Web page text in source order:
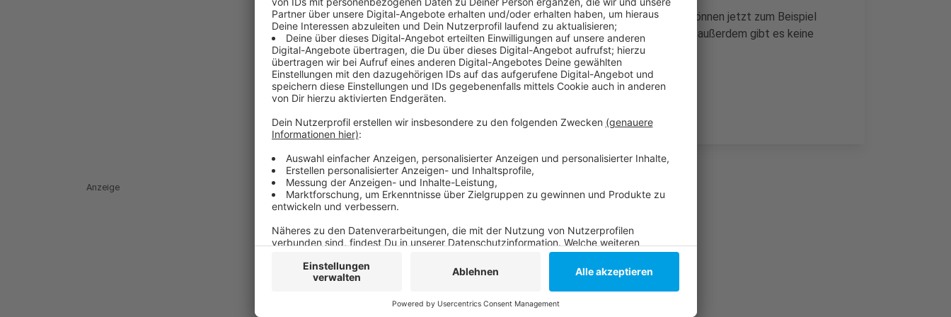
Der Verein bietet Therapien für Menschen mit Spastiken an, sie können jetzt zum Beispiel
besser mit ihren Rollstühlen über den neu verlegten Boden rollen, außerdem gibt es keine
Stolperfallen mehr für Menschen, denen das Laufen schwer fällt.
Anzeige
Anzeige